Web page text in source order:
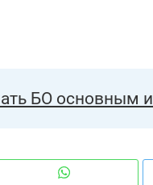
БО основным